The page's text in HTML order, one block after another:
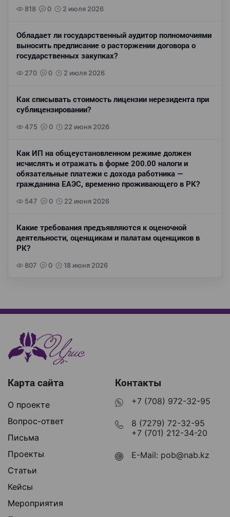
818 0 2 июля 2026
Обладает ли государственный аудитор полномочиями
выносить предписание о расторжении договора о
государственных закупках?
270 0 2 июля 2026
Как списывать стоимость лицензии нерезидента при
сублицензировании?
475 0 22 июня 2026
Как ИП на общеустановленном режиме должен
исчислять и отражать в форме 200.00 налоги и
обязательные платежи с дохода работника —
гражданина ЕАЭС, временно проживающего в РК?
547 0 22 июня 2026
Какие требования предъявляются к оценочной
деятельности, оценщикам и палатам оценщиков в
РК?
807 0 18 июня 2026
Карта сайта
О проекте
Вопрос-ответ
Письма
Проекты
Статьи
Кейсы
Мероприятия
Контакты
+7 (708) 972-32-95
8 (7279) 72-32-95
+7 (701) 212-34-20
E-Mail: pob@nab.kz